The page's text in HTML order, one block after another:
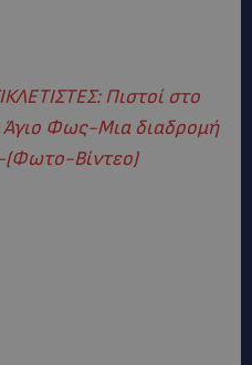
Πιστοί στο
Άγιο Φως-Μια διαδρομή
Βίντεο)